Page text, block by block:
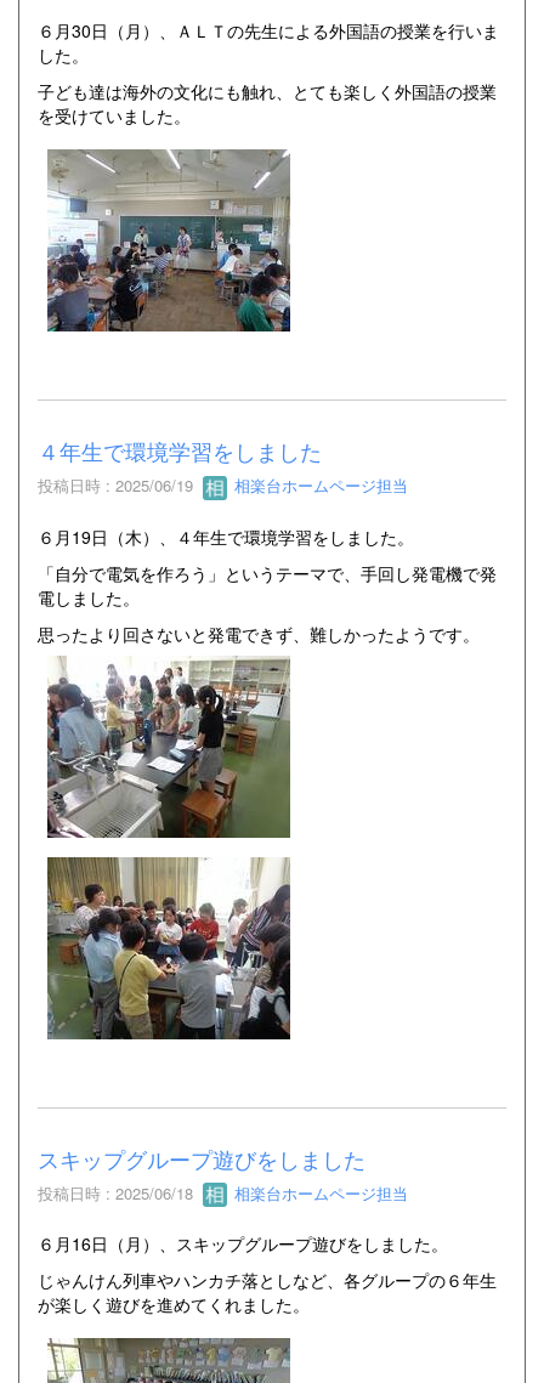
６月30日（月）、ＡＬＴの先生による外国語の授業を行いま
した。
子ども達は海外の文化にも触れ、とても楽しく外国語の授業
を受けていました。
４年生で環境学習をしました
投稿日時 : 2025/06/19 相楽台ホームページ担当
６月19日（木）、４年生で環境学習をしました。
「自分で電気を作ろう」というテーマで、手回し発電機で発
電しました。
思ったより回さないと発電できず、難しかったようです。
スキップグループ遊びをしました
投稿日時 : 2025/06/18 相楽台ホームページ担当
６月16日（月）、スキップグループ遊びをしました。
じゃんけん列車やハンカチ落としなど、各グループの６年生
が楽しく遊びを進めてくれました。